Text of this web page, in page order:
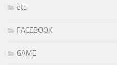
etc
FACEBOOK
GAME